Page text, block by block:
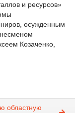
и ресурсов»
осужденным
Козаченко,
областную